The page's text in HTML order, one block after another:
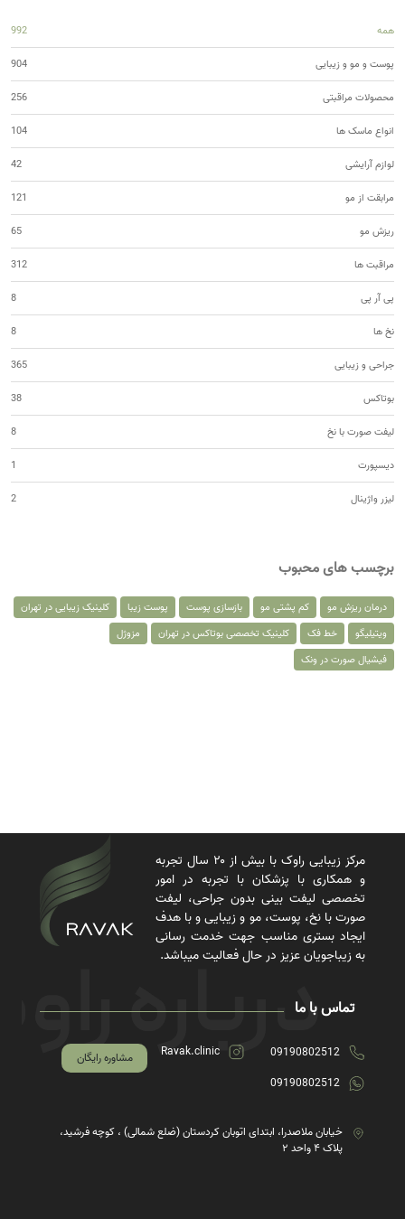
همه 992
پوست و مو و زیبایی 904
محصولات مراقبتی 256
انواع ماسک ها 104
لوازم آرایشی 42
مرابقت از مو 121
ریزش مو 65
مراقبت ها 312
پی آر پی 8
نخ ها 8
جراحی و زیبایی 365
بوتاکس 38
لیفت صورت با نخ 8
دیسپورت 1
لیزر واژینال 2
برچسب های محبوب
درمان ریزش مو کم پشتی مو بازسازی پوست پوست زیبا
کلینیک زیبایی در تهران
ویتیلیگو
خط فک کلینیک تخصصی بوتاکس در تهران
مزوژل
فیشیال صورت در ونک
مرکز زیبایی راوک با بیش از ۲۰ سال تجربه
و همکاری با پزشکان با تجربه در امور
تخصصی لیفت بینی بدون جراحی، لیفت
صورت با نخ، پوست، مو و زیبایی و با هدف
ایجاد بستری مناسب جهت خدمت رسانی
به زیباجویان عزیز در حال فعالیت میباشد.
تماس با ما
09190802512
09190802512
Ravak.clinic مشاوره رایگان
خیابان ملاصدرا، ابتدای اتوبان کردستان (ضلع شمالی) ، کوچه فرشید،
پلاک ۴ واحد ۲